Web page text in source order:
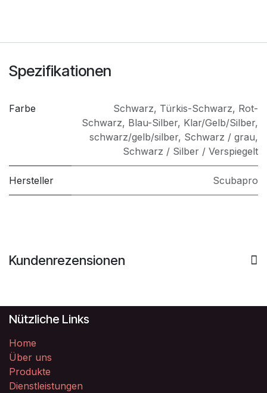
Spezifikationen
Farbe Schwarz, Türkis-Schwarz, Rot-
Schwarz, Blau-Silber, Klar/Gelb/Silber,
schwarz/gelb/silber, Schwarz / grau,
Schwarz / Silber / Verspiegelt
Hersteller Scubapro
Kundenrezensionen
Nützliche Links
Home
Über uns
Produkte
Dienstleistungen